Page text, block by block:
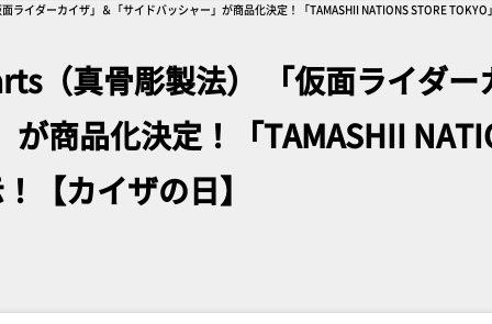
イダーカイザ」＆「サイドバッシャー」が商品化決定！「TAMASHII NATIONS STORE TOKYO
（真骨彫製法） 「仮面ライダー
商品化決定！「TAMASHII
【カイザの日】